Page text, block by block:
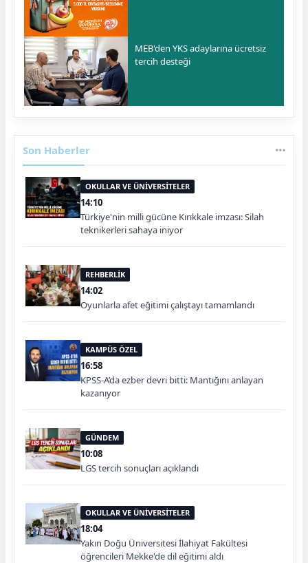
MEB'den YKS adaylarına ücretsiz
tercih desteği
Son Haberler
OKULLAR VE ÜNİVERSİTELER
14:10
Türkiye'nin milli gücüne Kırıkkale imzası: Silah
teknikerleri sahaya iniyor
REHBERLİK
14:02
Oyunlarla afet eğitimi çalıştayı tamamlandı
KAMPÜS ÖZEL
16:58
KPSS-A’da ezber devri bitti: Mantığını anlayan
kazanıyor
GÜNDEM
10:08
LGS tercih sonuçları açıklandı
OKULLAR VE ÜNİVERSİTELER
18:04
Yakın Doğu Üniversitesi İlahiyat Fakültesi
öğrencileri Mekke'de dil eğitimi aldı